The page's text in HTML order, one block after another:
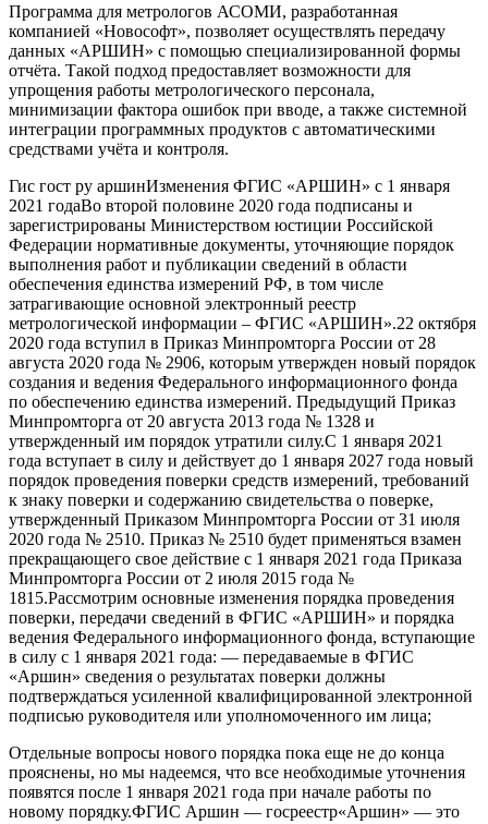
Программа для метрологов АСОМИ, разработанная
компанией «Новософт», позволяет осуществлять передачу
данных «АРШИН» с помощью специализированной формы
отчёта. Такой подход предоставляет возможности для
упрощения работы метрологического персонала,
минимизации фактора ошибок при вводе, а также системной
интеграции программных продуктов с автоматическими
средствами учёта и контроля.
Гис гост ру аршинИзменения ФГИС «АРШИН» с 1 января
2021 годаВо второй половине 2020 года подписаны и
зарегистрированы Министерством юстиции Российской
Федерации нормативные документы, уточняющие порядок
выполнения работ и публикации сведений в области
обеспечения единства измерений РФ, в том числе
затрагивающие основной электронный реестр
метрологической информации – ФГИС «АРШИН».22 октября
2020 года вступил в Приказ Минпромторга России от 28
августа 2020 года № 2906, которым утвержден новый порядок
создания и ведения Федерального информационного фонда
по обеспечению единства измерений. Предыдущий Приказ
Минпромторга от 20 августа 2013 года № 1328 и
утвержденный им порядок утратили силу.С 1 января 2021
года вступает в силу и действует до 1 января 2027 года новый
порядок проведения поверки средств измерений, требований
к знаку поверки и содержанию свидетельства о поверке,
утвержденный Приказом Минпромторга России от 31 июля
2020 года № 2510. Приказ № 2510 будет применяться взамен
прекращающего свое действие с 1 января 2021 года Приказа
Минпромторга России от 2 июля 2015 года №
1815.Рассмотрим основные изменения порядка проведения
поверки, передачи сведений в ФГИС «АРШИН» и порядка
ведения Федерального информационного фонда, вступающие
в силу с 1 января 2021 года: — передаваемые в ФГИС
«Аршин» сведения о результатах поверки должны
подтверждаться усиленной квалифицированной электронной
подписью руководителя или уполномоченного им лица;
Отдельные вопросы нового порядка пока еще не до конца
прояснены, но мы надеемся, что все необходимые уточнения
появятся после 1 января 2021 года при начале работы по
новому порядку.ФГИС Аршин — госреестр«Аршин» — это